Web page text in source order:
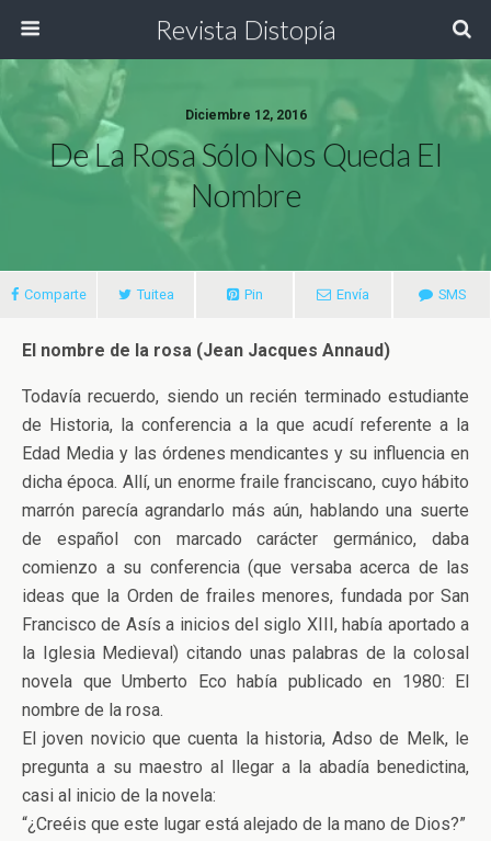
Revista Distopía
Diciembre 12, 2016
De La Rosa Sólo Nos Queda El
Nombre
Comparte Tuitea Pin Envía SMS
El nombre de la rosa (Jean Jacques Annaud)
Todavía recuerdo, siendo un recién terminado estudiante
de Historia, la conferencia a la que acudí referente a la
Edad Media y las órdenes mendicantes y su influencia en
dicha época. Allí, un enorme fraile franciscano, cuyo hábito
marrón parecía agrandarlo más aún, hablando una suerte
de español con marcado carácter germánico, daba
comienzo a su conferencia (que versaba acerca de las
ideas que la Orden de frailes menores, fundada por San
Francisco de Asís a inicios del siglo XIII, había aportado a
la Iglesia Medieval) citando unas palabras de la colosal
novela que Umberto Eco había publicado en 1980: El
nombre de la rosa.
El joven novicio que cuenta la historia, Adso de Melk, le
pregunta a su maestro al llegar a la abadía benedictina,
casi al inicio de la novela:
“¿Creéis que este lugar está alejado de la mano de Dios?”